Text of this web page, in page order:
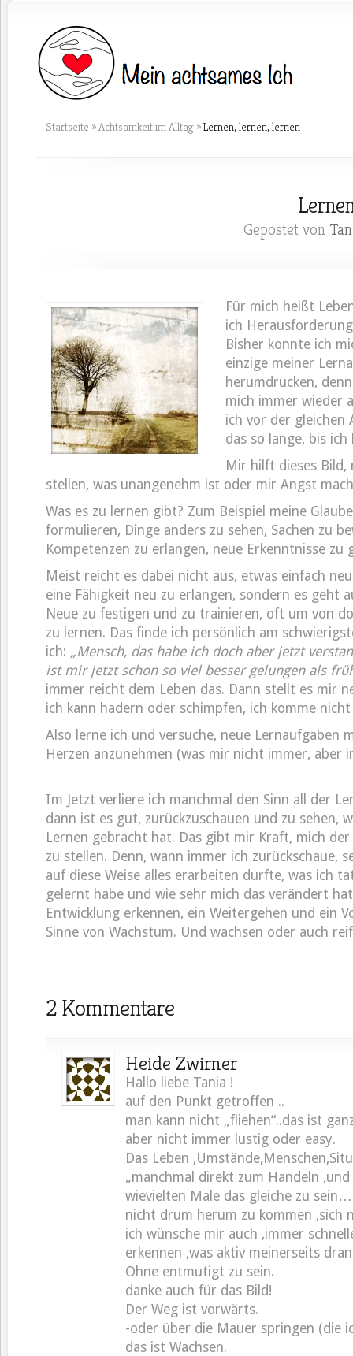
Startseite »Achtsamkeit im Alltag »Lernen, lernen, lernen
Gepostet von
Für mich heißt
ich
Bisher konnte ich
einzige meiner
herumdrücken,
mich immer wieder
ich vor der gleichen
das so lange, bis
Mir hilft dieses Bild,
stellen, was unangenehm ist oder mir Angst
Was es zu lernen gibt? Zum Beispiel meine
formulieren, Dinge anders zu sehen, Sachen zu
Kompetenzen zu erlangen, neue Erkenntnisse zu
Meist reicht es dabei nicht aus, etwas einfach
eine Fähigkeit neu zu erlangen, sondern es geht
Neue zu festigen und zu trainieren, oft um von
zu lernen. Das finde ich persönlich am
ich: „Mensch, das habe ich doch aber jetzt
ist mir jetzt schon so viel besser gelungen als
immer reicht dem Leben das. Dann stellt es mir
ich kann hadern oder schimpfen, ich komme
Also lerne ich und versuche, neue Lernaufgaben
Herzen anzunehmen (was mir nicht immer, aber
Im Jetzt verliere ich manchmal den Sinn all der
dann ist es gut, zurückzuschauen und zu sehen,
Lernen gebracht hat. Das gibt mir Kraft, mich
zu stellen. Denn, wann immer ich zurückschaue,
auf diese Weise alles erarbeiten durfte, was ich
gelernt habe und wie sehr mich das verändert
Entwicklung erkennen, ein Weitergehen und ein
Sinne von Wachstum. Und wachsen oder auch
2 Kommentare
Heide Zwirner
Hallo liebe Tania !
auf den Punkt getroffen ..
man kann nicht „fliehen“..das ist
aber nicht immer lustig oder easy.
Das Leben
„manchmal direkt zum Handeln
wievielten Male das gleiche zu sein…
nicht drum herum zu kommen ,sich
ich wünsche mir auch ,immer
erkennen ,was aktiv meinerseits
Ohne entmutigt zu sein.
danke auch für das Bild!
Der Weg ist vorwärts.
-oder über die Mauer springen (die
das ist Wachsen.